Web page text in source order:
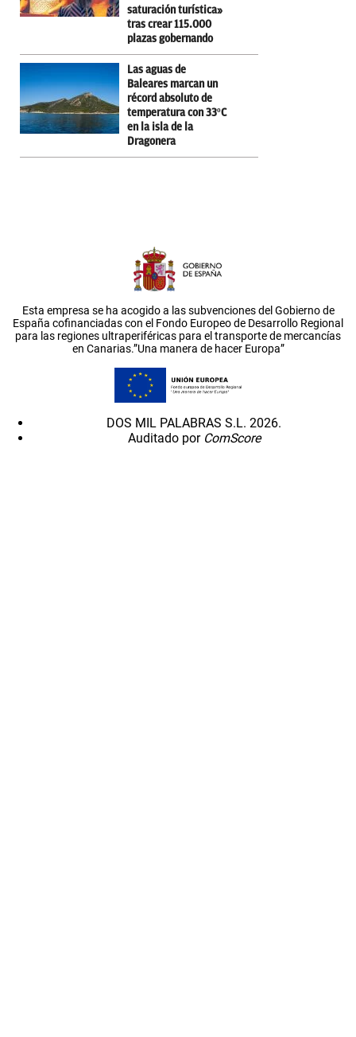
saturación turística»
tras crear 115.000
plazas gobernando
Las aguas de
Baleares marcan un
récord absoluto de
temperatura con 33ºC
en la isla de la
Dragonera
Esta empresa se ha acogido a las subvenciones del Gobierno de
España cofinanciadas con el Fondo Europeo de Desarrollo Regional
para las regiones ultraperiféricas para el transporte de mercancías
en Canarias.”Una manera de hacer Europa”
DOS MIL PALABRAS S.L. 2026.
Auditado por ComScore